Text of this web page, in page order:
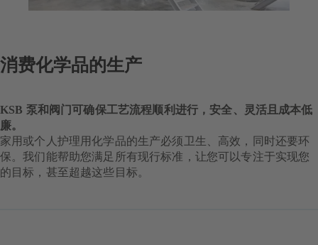
消费化学品的生产
KSB 泵和阀门可确保工艺流程顺利进行，安全、灵活且成本低
廉。
家用或个人护理用化学品的生产必须卫生、高效，同时还要环
保。我们能帮助您满足所有现行标准，让您可以专注于实现您
的目标，甚至超越这些目标。